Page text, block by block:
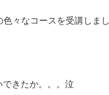
々なコースを受講しまし
きたか。。。泣